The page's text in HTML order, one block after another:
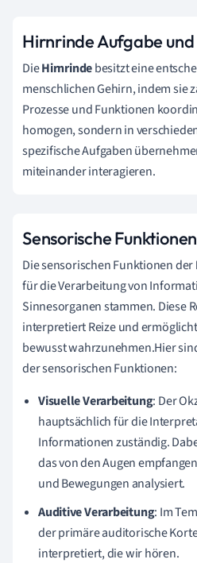
Hirnrinde Aufgabe und
DieHirnrindebesitzt eine
menschlichen Gehirn, indem sie
Prozesse und Funktionen
homogen, sondern in
spezifische Aufgaben
miteinander interagieren.
Sensorische
Die sensorischen Funktionen der
für die Verarbeitung von
Sinnesorganen stammen. Diese
interpretiert Reize und
bewusst wahrzunehmen.Hier
der sensorischen Funktionen:
Visuelle Verarbeitung: Der
hauptsächlich für die
Informationen zuständig.
das von den Augen
und Bewegungen analysiert.
Auditive Verarbeitung: Im
der primäre auditorische
interpretiert, die wir hören.